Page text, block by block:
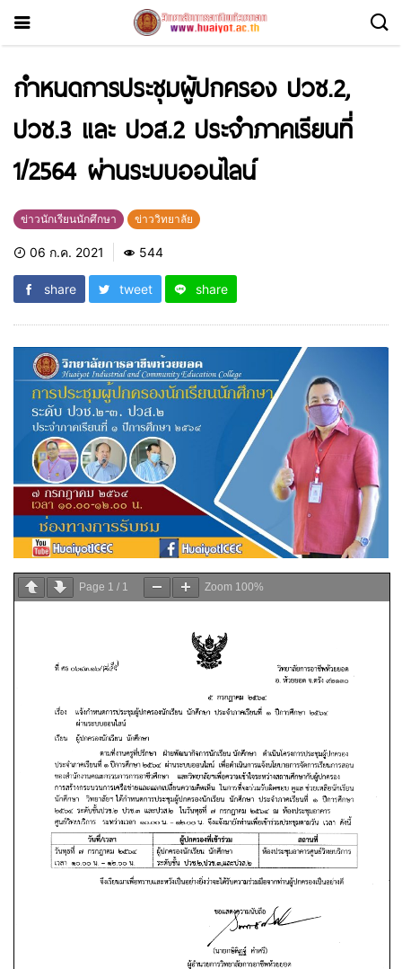
กำหนดการประชุมผู้ปกครอง ปวช.2,
ปวช.3 และ ปวส.2 ประจำภาคเรียนที่
1/2564 ผ่านระบบออนไลน์
ข่าวนักเรียนนักศึกษา ข่าววิทยาลัย
06 ก.ค. 2021 544
share tweet share
Page 1 / 1 Zoom 100%